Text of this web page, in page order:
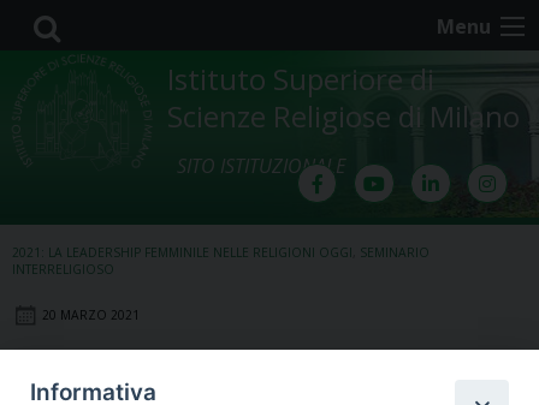
Skip
content
Menu
Istituto Superiore di
Scienze Religiose di Milano
SITO ISTITUZIONALE
2021: LA LEADERSHIP FEMMINILE NELLE RELIGIONI OGGI SEMINARIO
INTERRELIGIOSO
20 MARZO 2021
Lezione 10 Marzo 2021
Informativa